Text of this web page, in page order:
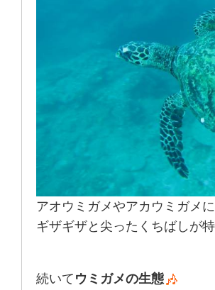
アオウミガメやアカウミガメ
ギザギザと尖ったくちばしが特
続いて ウミガメの生態